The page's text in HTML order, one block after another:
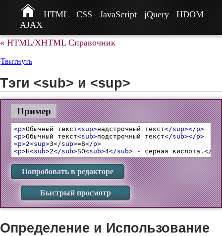
HTML CSS JavaScript jQuery
HDOM
AJAX
« HTML/XHTML Справочник
Твитнуть
Тэги <sub> и <sup>
Пример
<p>Обычный текст<sup>надстрочный текст</sup></p>
<p>Обычный текст<sub>подстрочный текст</sub></p>
<p>2<sup>3</sup>=8</p>
<p>H<sub>2</sub>SO<sub>4</sub> - серная кислота. </p>
Попробовать в редакторе
Быстрый просмотр
Определение и Использование